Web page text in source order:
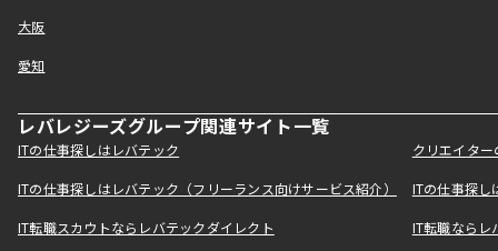
大阪
愛知
レバレジーズグループ関連サイト一覧
ITの仕事探しはレバテック クリエイタ
ITの仕事探しはレバテック（フリーランス向けサービス紹介） ITの仕事探
IT転職スカウトならレバテックダイレクト IT転職なら